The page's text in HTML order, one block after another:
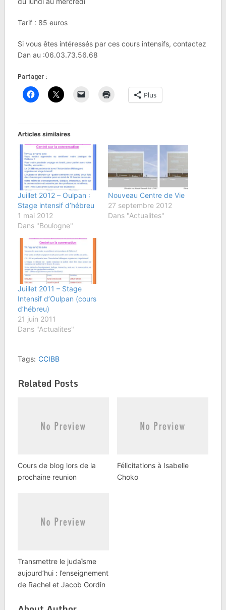
Tarif : 85 euros
Si vous êtes intéressés par ces cours intensifs, contactez
Dan au :06.03.73.56.68
Partager :
Plus
Articles similaires
Juillet 2012 – Oulpan :
Stage intensif d’hébreu
1 mai 2012
Dans "Boulogne"
Nouveau Centre de Vie
27 septembre 2012
Dans "Actualites"
Juillet 2011 – Stage
Intensif d’Oulpan (cours
d’hébreu)
21 juin 2011
Dans "Actualites"
Tags: CCIBB
Related Posts
Cours de blog lors de la
prochaine reunion
Félicitations à Isabelle
Choko
Transmettre le judaïsme
aujourd’hui : l’enseignement
de Rachel et Jacob Gordin